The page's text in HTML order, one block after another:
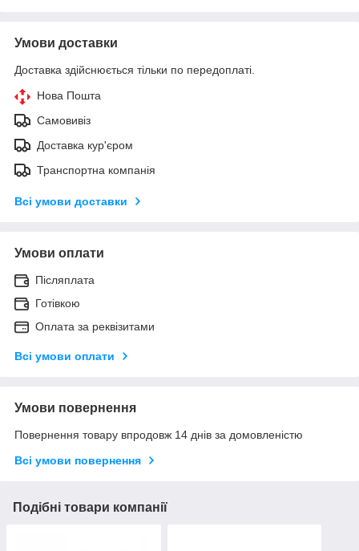
Умови доставки
Доставка здійснюється тільки по передоплаті.
Нова Пошта
Самовивіз
Доставка кур'єром
Транспортна компанія
Всі умови доставки
Умови оплати
Післяплата
Готівкою
Оплата за реквізитами
Всі умови оплати
Умови повернення
Повернення товару впродовж 14 днів за домовленістю
Всі умови повернення
Подібні товари компанії